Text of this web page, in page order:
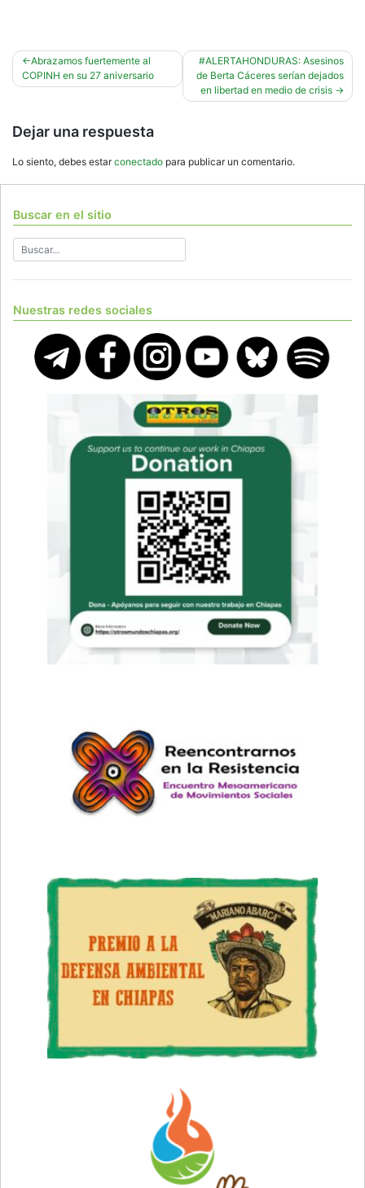
Navegación
de
Abrazamos fuertemente al
COPINH en su 27 aniversario
#ALERTAHONDURAS: Asesinos
de Berta Cáceres serían dejados
en libertad en medio de crisis
Dejar una respuesta
Lo siento, debes estarconectado para publicar un comentario.
Buscar en el sitio
Nuestras redes sociales